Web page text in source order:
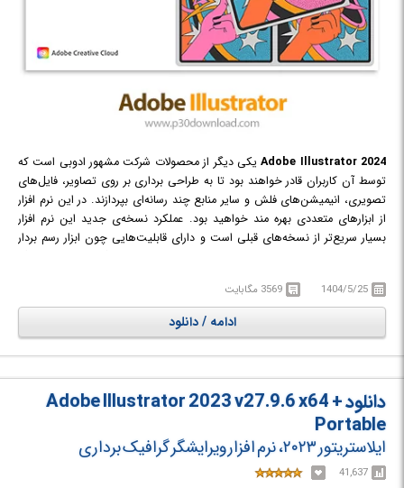
Adobe Illustrator 2024یکی دیگر از محصولات شرکت مشهور ادوبی است که
توسط آن کاربران قادر خواهند بود تا به طراحی برداری بر روی تصاویر، فایل‌های
تصویری، انیمیشن‌های فلش و سایر منابع چند رسانه‌ای بپردازند. در این نرم افزار
از ابزارهای متعددی بهره مند خواهید بود. عملکرد نسخه‌ی جدید این نرم افزار
بسیار سریع‌تر از نسخه‌های قبلی است و دارای قابلیت‌هایی چون ابزار رسم بردار
1404/5/25 3569 مگابایت
ادامه / دانلود
دانلود Adobe Illustrator 2023 v27.9.6 x64 +
Portable
ایلاستریتور ۲۰۲۳، نرم افزار ویرایشگر گرافیک برداری
41,637